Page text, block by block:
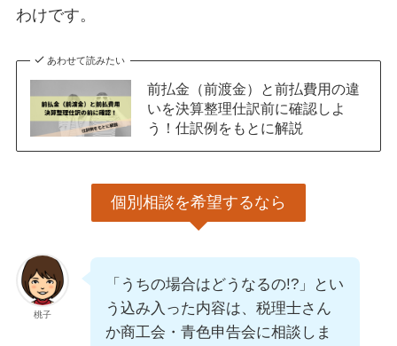
わけです。
あわせて読みたい
前払金（前渡金）と前払費用の違
いを決算整理仕訳前に確認しよ
う！仕訳例をもとに解説
個別相談を希望するなら
桃子
「うちの場合はどうなるの!?」とい
う込み入った内容は、税理士さん
か商工会・青色申告会に相談しま